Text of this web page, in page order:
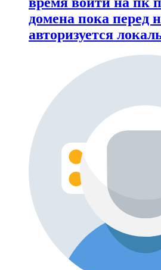
домена пока перед
авторизуется